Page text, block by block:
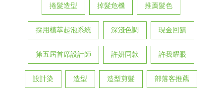
捲髮造型 掉髮危機 推薦髮色
採用植萃起泡系統 深淺色調 現金回饋
第五屆首席設計師 許妍同款 許我耀眼
設計染 造型 造型剪髮 部落客推薦